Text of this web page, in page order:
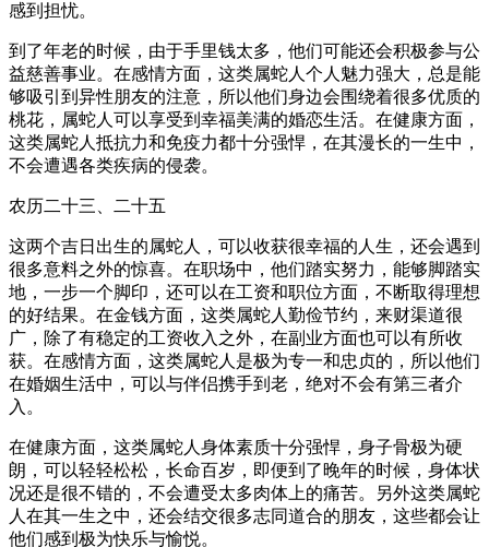
感到担忧。
到了年老的时候，由于手里钱太多，他们可能还会积极参与公
益慈善事业。在感情方面，这类属蛇人个人魅力强大，总是能
够吸引到异性朋友的注意，所以他们身边会围绕着很多优质的
桃花，属蛇人可以享受到幸福美满的婚恋生活。在健康方面，
这类属蛇人抵抗力和免疫力都十分强悍，在其漫长的一生中，
不会遭遇各类疾病的侵袭。
农历二十三、二十五
这两个吉日出生的属蛇人，可以收获很幸福的人生，还会遇到
很多意料之外的惊喜。在职场中，他们踏实努力，能够脚踏实
地，一步一个脚印，还可以在工资和职位方面，不断取得理想
的好结果。在金钱方面，这类属蛇人勤俭节约，来财渠道很
广，除了有稳定的工资收入之外，在副业方面也可以有所收
获。在感情方面，这类属蛇人是极为专一和忠贞的，所以他们
在婚姻生活中，可以与伴侣携手到老，绝对不会有第三者介
入。
在健康方面，这类属蛇人身体素质十分强悍，身子骨极为硬
朗，可以轻轻松松，长命百岁，即便到了晚年的时候，身体状
况还是很不错的，不会遭受太多肉体上的痛苦。另外这类属蛇
人在其一生之中，还会结交很多志同道合的朋友，这些都会让
他们感到极为快乐与愉悦。